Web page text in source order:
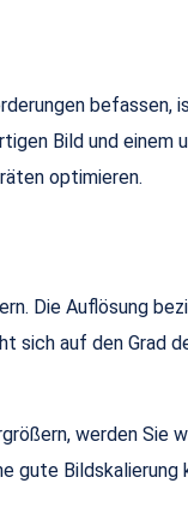
Bild und einem
optimieren.
Die Auflösung
auf den Grad
werden